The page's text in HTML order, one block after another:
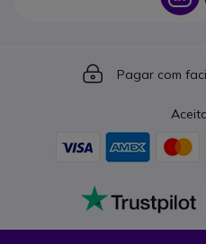
Icon
Pagar com